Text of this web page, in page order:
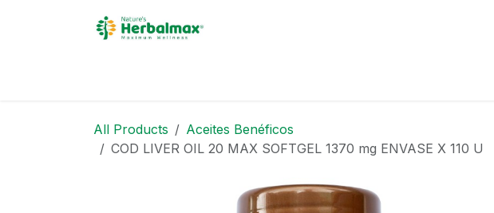
All Products
Aceites Benéficos
COD LIVER OIL 20 MAX SOFTGEL 1370 mg ENVASE X 110 U